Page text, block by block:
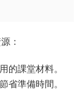
：
的課堂材料。
省準備時間。